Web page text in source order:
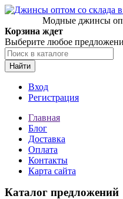
Модные джинсы
Корзина ждет
Выберите любое
Найти
Вход
Регистрация
Главная
Блог
Доставка
Оплата
Контакты
Карта сайта
Каталог предложений